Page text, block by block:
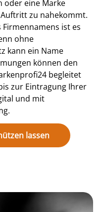
oder eine Marke
zu nahekommt.
ist es
ohne
kann ein Name
können den
begleitet
zur Eintragung Ihrer
und mit
lassen